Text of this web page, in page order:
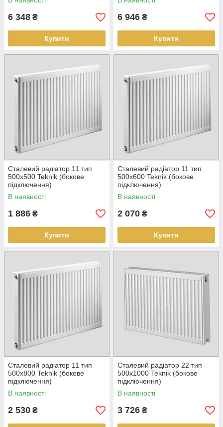
6 348 ₴
Купити
6 946 ₴
Купити
Сталевий радіатор 11 тип
500х500 Teknik (бокове
підключення)
В наявності
1 886 ₴
Купити
Сталевий радіатор 11 тип
500х600 Teknik (бокове
підключення)
В наявності
2 070 ₴
Купити
Сталевий радіатор 11 тип
500х800 Teknik (бокове
підключення)
В наявності
2 530 ₴
Сталевий радіатор 22 тип
500х1000 Teknik (бокове
підключення)
В наявності
3 726 ₴